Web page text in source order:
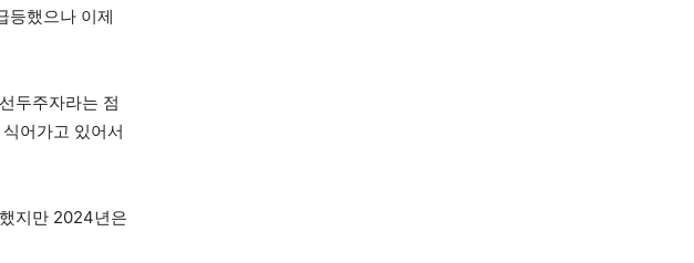
등했으나 이제
두주자라는 점
어가고 있어서
지만 2024년은